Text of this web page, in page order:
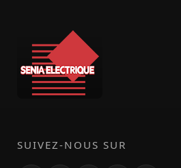
SUIVEZ-NOUS SUR